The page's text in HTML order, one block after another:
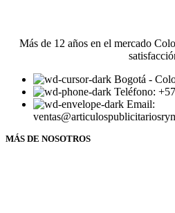
Más de 12 años en el mercado
Bogotá -
Teléfono:
Email:
MÁS DE NOSOTROS